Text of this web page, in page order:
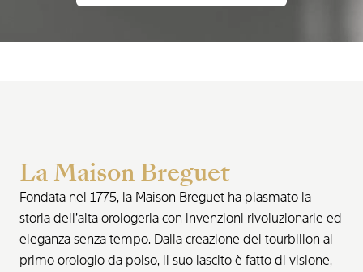
La Maison Breguet
Fondata nel 1775, la Maison Breguet ha plasmato la
storia dell’alta orologeria con invenzioni rivoluzionarie ed
eleganza senza tempo. Dalla creazione del tourbillon al
primo orologio da polso, il suo lascito è fatto di visione,